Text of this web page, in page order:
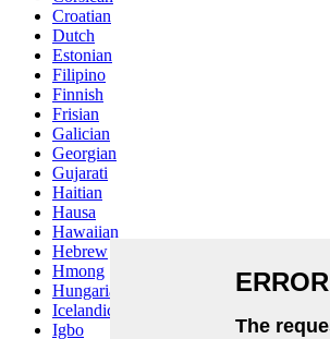
Croatian
Dutch
Estonian
Filipino
Finnish
Frisian
Galician
Georgian
Gujarati
Haitian
Hausa
Hawaiian
Hebrew
Hmong
Hungarian
Icelandic
Igbo